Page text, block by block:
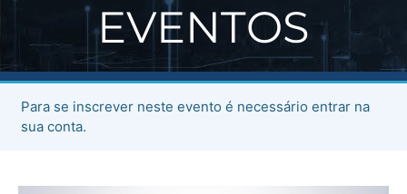
EVENTOS
Para se inscrever neste evento é necessário entrar na
sua conta.